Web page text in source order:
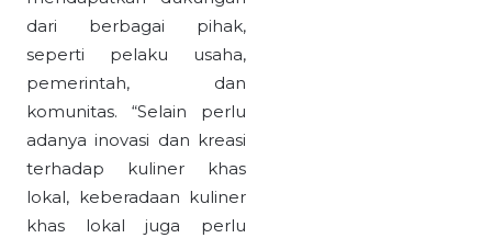
dari berbagai pihak,
seperti pelaku usaha,
pemerintah, dan
komunitas. “Selain perlu
adanya inovasi dan kreasi
terhadap kuliner khas
lokal, keberadaan kuliner
khas lokal juga perlu